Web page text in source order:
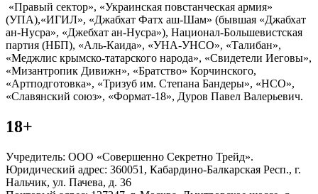
«Правый сектор», «Украинская повстанческая армия»
(УПА),«ИГИЛ», «Джабхат Фатх аш-Шам» (бывшая «Джабхат
ан-Нусра», «Джебхат ан-Нусра»), Национал-Большевистская
партия (НБП), «Аль-Каида», «УНА-УНСО», «Талибан»,
«Меджлис крымско-татарского народа», «Свидетели Иеговы»,
«Мизантропик Дивижн», «Братство» Корчинского,
«Артподготовка», «Тризуб им. Степана Бандеры», «НСО»,
«Славянский союз», «Формат-18», Дуров Павел Валерьевич.
18+
Учредитель: ООО «Совершенно Секретно Трейд».
Юридический адрес: 360051, Кабардино-Балкарская Респ., г.
Нальчик, ул. Пачева, д. 36